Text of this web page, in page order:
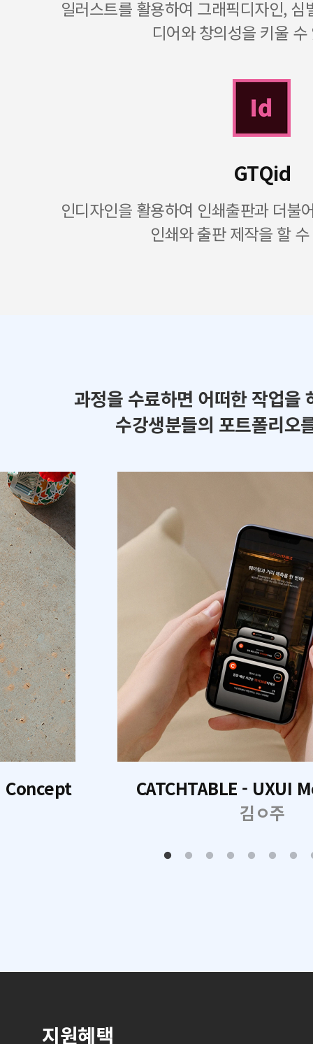
일러스트를 활용하여 그래픽디자인,
디어와 창의성을 키울 수
GTQid
인디자인을 활용하여 인쇄출판과 더불
인쇄와 출판 제작을 할
과정을 수료하면 어떠한 작업을
수강생분들의 포트폴리오
CATCHTABLE - UXUI
김ㅇ주
지원혜택